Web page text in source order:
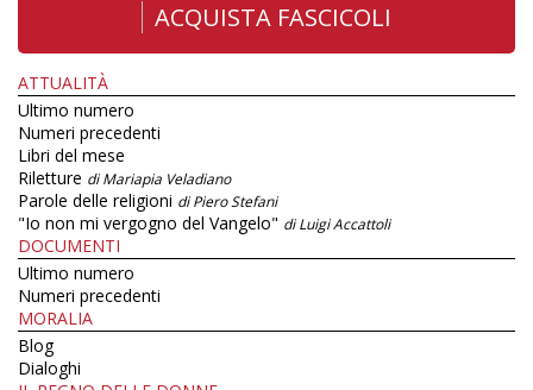
ACQUISTA FASCICOLI
ATTUALITÀ
Ultimo numero
Numeri precedenti
Libri del mese
Riletture di Mariapia Veladiano
Parole delle religioni di Piero Stefani
"Io non mi vergogno del Vangelo" di Luigi Accattoli
DOCUMENTI
Ultimo numero
Numeri precedenti
MORALIA
Blog
Dialoghi